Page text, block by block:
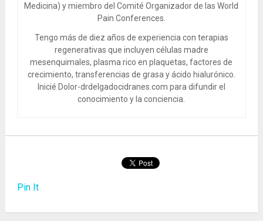
Medicina) y miembro del Comité Organizador de las World
Pain Conferences.
Tengo más de diez años de experiencia con terapias
regenerativas que incluyen células madre
mesenquimales, plasma rico en plaquetas, factores de
crecimiento, transferencias de grasa y ácido hialurónico.
Inicié Dolor-drdelgadocidranes.com para difundir el
conocimiento y la conciencia.
Pin It